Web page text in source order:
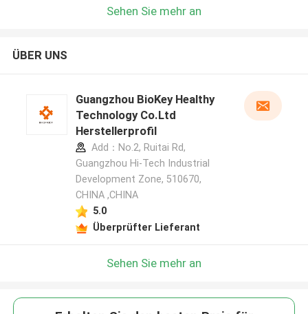
Sehen Sie mehr an
ÜBER UNS
Guangzhou BioKey Healthy
Technology Co.Ltd
Herstellerprofil
Add：No.2, Ruitai Rd,
Guangzhou Hi-Tech Industrial
Development Zone, 510670,
CHINA ,CHINA
5.0
Überprüfter Lieferant
Sehen Sie mehr an